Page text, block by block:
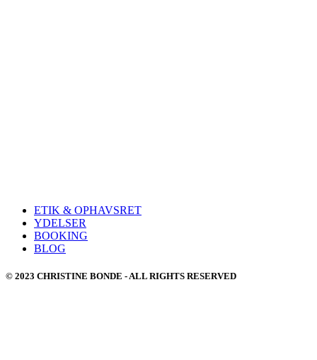
ETIK & OPHAVSRET
YDELSER
BOOKING
BLOG
© 2023 CHRISTINE BONDE - ALL RIGHTS RESERVED